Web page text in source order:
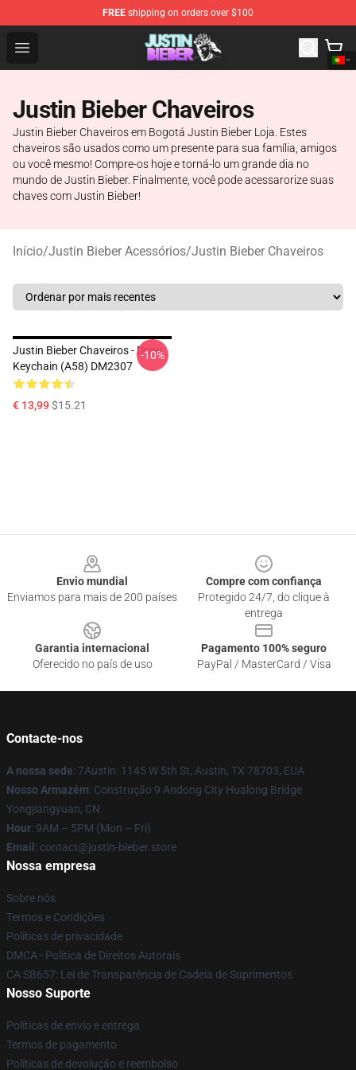
FREE shipping on orders over $100
Open menu
Justin Bieber Store - Official Justin Bieber Merchandise
Justin Bieber Chaveiros
Justin Bieber Chaveiros em Bogotá Justin Bieber Loja. Estes
chaveiros são usados como um presente para sua família, amigos
ou você mesmo! Compre-os hoje e torná-lo um grande dia no
mundo de Justin Bieber. Finalmente, você pode acessarorize suas
chaves com Justin Bieber!
Início/Justin Bieber Acessórios/Justin Bieber Chaveiros
Justin Bieber Chaveiros - Drew
Keychain (A58) DM2307
€ 13,99$15.21
-10%
Envio mundial
Enviamos para mais de 200 países
Compre com confiança
Protegido 24/7, do clique à
entrega
Garantia internacional
Oferecido no país de uso
Pagamento 100% seguro
PayPal / MasterCard / Visa
Contacte-nos
A nossa sede: 7Austin: 1145 W 5th St, Austin, TX 78703, EUA
Nosso Armazém: Construção 9 Andong City Hualong Bridge
Yongjiangyuan, CN
Hour: 9AM – 5PM (Mon – Fri)
Email : contact@justin-bieber.store
Nossa empresa
Sobre nós
Termos e Condições
Políticas de privacidade
DMCA - Política de Direitos Autorais
CA SB657: Lei de Transparência de Cadeia de Suprimentos
Nosso Suporte
Políticas de envio e entrega
Termos de pagamento
Políticas de devolução e reembolso